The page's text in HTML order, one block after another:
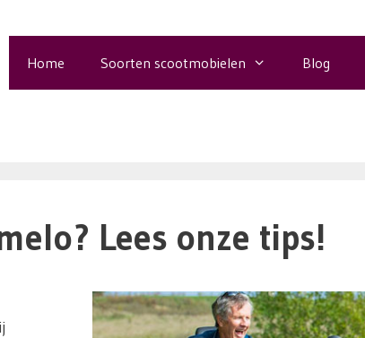
Home Soorten scootmobielen Blog
Lees onze tips!